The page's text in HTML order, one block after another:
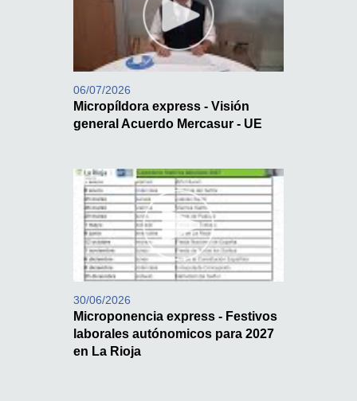
06/07/2026
Micropíldora express - Visión
general Acuerdo Mercasur - UE
30/06/2026
Microponencia express - Festivos
laborales autónomicos para 2027
en La Rioja